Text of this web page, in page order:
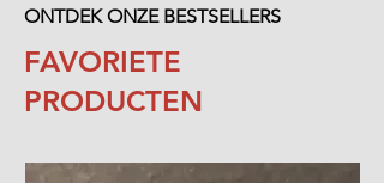
ONTDEK ONZE BESTSELLERS
FAVORIETE
PRODUCTEN